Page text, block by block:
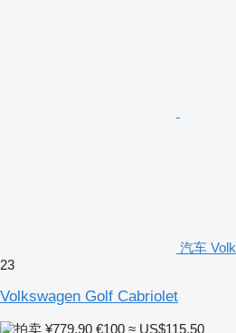
汽车
23
Volkswagen Golf Cabriolet
¥779.90 €100 ≈ US$115.50